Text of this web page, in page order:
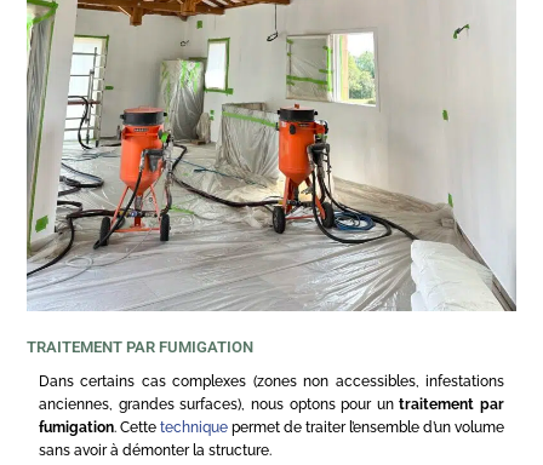
TRAITEMENT PAR FUMIGATION
Dans certains cas complexes (zones non accessibles, infestations
anciennes, grandes surfaces), nous optons pour untraitement par
fumigation. Cette technique permet de traiter l’ensemble d’un volume
sans avoir à démonter la structure.